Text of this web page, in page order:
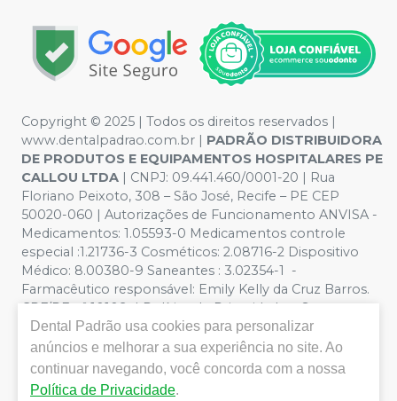
Copyright © 2025 | Todos os direitos reservados |
www.dentalpadrao.com.br | PADRÃO DISTRIBUIDORA
DE PRODUTOS E EQUIPAMENTOS HOSPITALARES PE
CALLOU LTDA | CNPJ: 09.441.460/0001-20 | Rua
Floriano Peixoto, 308 – São José, Recife – PE CEP
50020-060 | Autorizações de Funcionamento ANVISA -
Medicamentos: 1.05593-0 Medicamentos controle
especial :1.21736-3 Cosméticos: 2.08716-2 Dispositivo
Médico: 8.00380-9 Saneantes : 3.02354-1 -
Farmacêutico responsável: Emily Kelly da Cruz Barros.
CRF/PE nº 10109 | Política de Privacidade e Segurança -
Fotos meramente ilustrativas - Os preços e condições
da loja virtual estão sujeitos a alterações. Em caso de
divergência de preços no site, o valor válido é o do
Carrinho de Compra. Não vendemos por atacado, por
Dental Padrão usa cookies para personalizar
anúncios e melhorar a sua experiência no site. Ao
continuar navegando, você concorda com a nossa
Política de Privacidade.